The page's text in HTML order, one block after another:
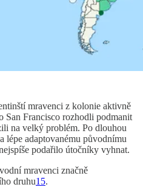
mravenci z kolonie aktivně
San Francisco rozhodli podmanit
na velký problém. Po dlouhou
lépe adaptovanému původnímu
podařilo útočníky vyhnat.
mravenci značně
druhu15.